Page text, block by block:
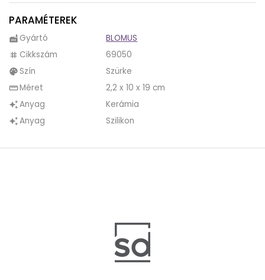
Elegáns, finom megjelenése, modern formavilága és
egyedisége egy csipet luxust visz életünkbe.
A puha, kellemes tapintású SONO tálca teljesen
elvarázsol minket, és divatos színvilágával és további
fürdőszobai termékeivel a vizes helyiségek igazi
ékkövévé válik.
A kívül matt, belül fényes SONO tálca können tisztán
tartható, így csak egy puha, vizes ronggyal kell
PARAMÉTEREK
factory Gyártó BLOMUS
tag Cikkszám 69050
palette Szín Szürke
straightenMéret 2,2 x 10 x 19 cm
auto_awesomeAnyag Kerámia
auto_awesomeAnyag Szilikon